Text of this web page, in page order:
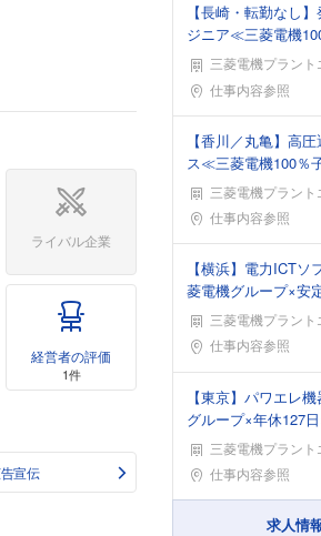
ライバル企業
経営者の評価
1件
宣伝
【長崎・転勤なし
ジニア≪三菱電機
三菱電機プラントエンジ
勤務地仕事内容参照
【香川／丸亀】高
ス≪三菱電機100％
三菱電機プラントエンジ
勤務地仕事内容参照
【横浜】電力ICT
菱電機グループ×安
三菱電機プラントエンジ
勤務地仕事内容参照
【東京】パワエレ
グループ×年休127
三菱電機プラントエンジ
勤務地仕事内容参照
求人情